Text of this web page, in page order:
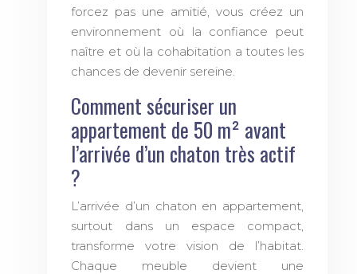
forcez pas une amitié, vous créez un
environnement où la confiance peut
naître et où la cohabitation a toutes les
chances de devenir sereine.
Comment sécuriser un
appartement de 50 m² avant
l’arrivée d’un chaton très actif
?
L’arrivée d’un chaton en appartement,
surtout dans un espace compact,
transforme votre vision de l’habitat.
Chaque meuble devient une